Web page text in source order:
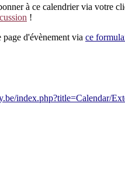
à ce calendrier via votre
!
d'évènement via ce
index.php?title=Calendar/